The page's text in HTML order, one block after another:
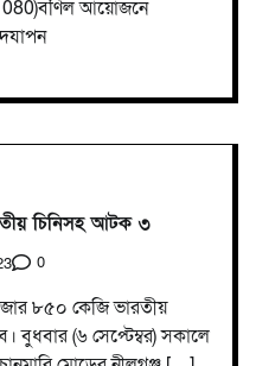
আয়োজনে
চিনিসহ আটক ৩
0
৮৫০ কেজি ভারতীয়
বুধবার (৬ সেপ্টেম্বর) সকালে